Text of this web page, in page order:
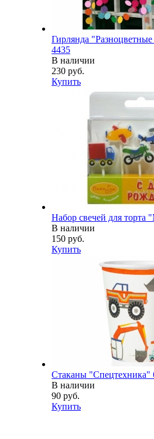
Гирлянда
4435
В наличии
230 руб.
Купить
Набор свечей для
В наличии
150 руб.
Купить
Стаканы "Спецтехника"
В наличии
90 руб.
Купить